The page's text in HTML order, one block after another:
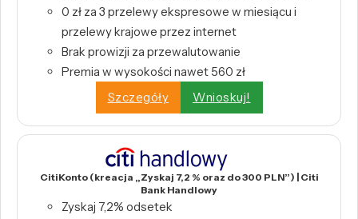
0 zł za 3 przelewy ekspresowe w miesiącu i
przelewy krajowe przez internet
Brak prowizji za przewalutowanie
Premia w wysokości nawet 560 zł
Szczegóły
Wnioskuj!
CitiKonto (kreacja „Zyskaj 7,2 % oraz do 300 PLN”) | Citi
Bank Handlowy
Zyskaj 7,2% odsetek